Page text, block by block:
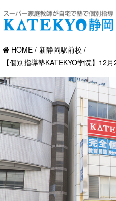
HOME
新静岡駅前校
【個別指導塾KATEKYO学院】